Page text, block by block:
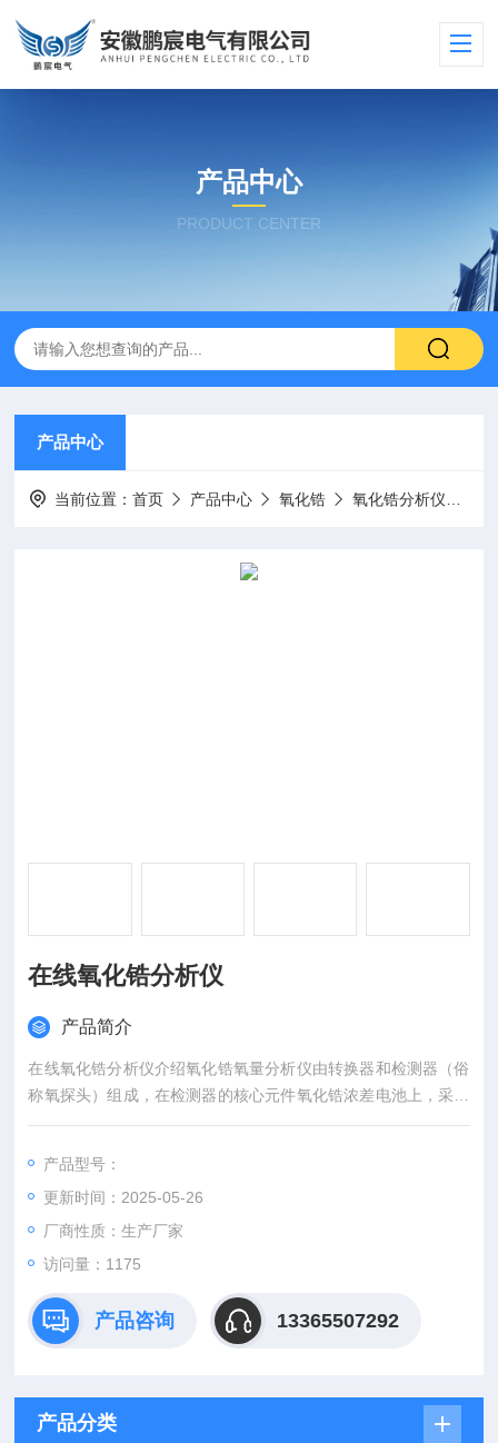
产品中心
PRODUCT CENTER
产品中心
当前位置：首页 产品中心 氧化锆 氧化锆分析仪
在线氧化锆分析仪
产品简介
在线氧化锆分析仪介绍氧化锆氧量分析仪由转换器和检测器（俗
称氧探头）组成，在检测器的核心元件氧化锆浓差电池上，采用
了纳米材料和***生产工艺，在电极涂层上添加抑制电极老化的添
用直插式探头结构，不需取样系统，能及时反映锅炉内燃烧状
况，如与自控装置配合使用，可有效地控制燃烧状况。
产品型号：
更新时间：2025-05-26
厂商性质：生产厂家
访问量：1175
产品咨询 13365507292
产品分类